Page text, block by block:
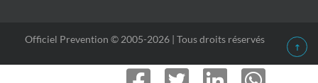
Officiel Prevention © 2005-2026 | Tous droits réservés